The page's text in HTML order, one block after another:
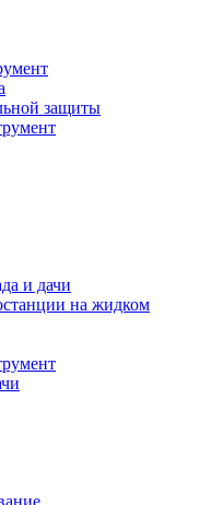
защиты
и дачи
на жидком